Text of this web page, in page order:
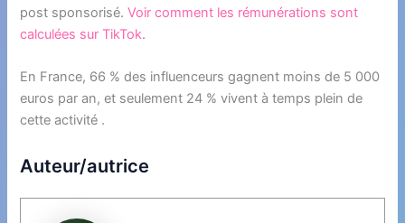
post sponsorisé.Voir comment les rémunérations sont
calculées sur TikTok.
En France, 66 % des influenceurs gagnent moins de 5 000
euros par an, et seulement 24 % vivent à temps plein de
cette activité .
Auteur/autrice